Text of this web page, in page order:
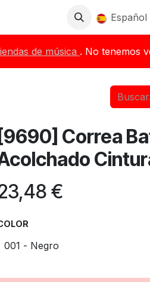
Español
de música . No tenemos
[9690] Correa
€